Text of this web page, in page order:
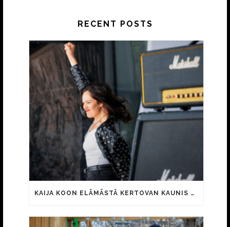
RECENT POSTS
KAIJA KOON ELÄMÄSTÄ KERTOVAN KAUNIS RIETAS ONNELLINEN -ELOKUVAN TRAILER JULKI